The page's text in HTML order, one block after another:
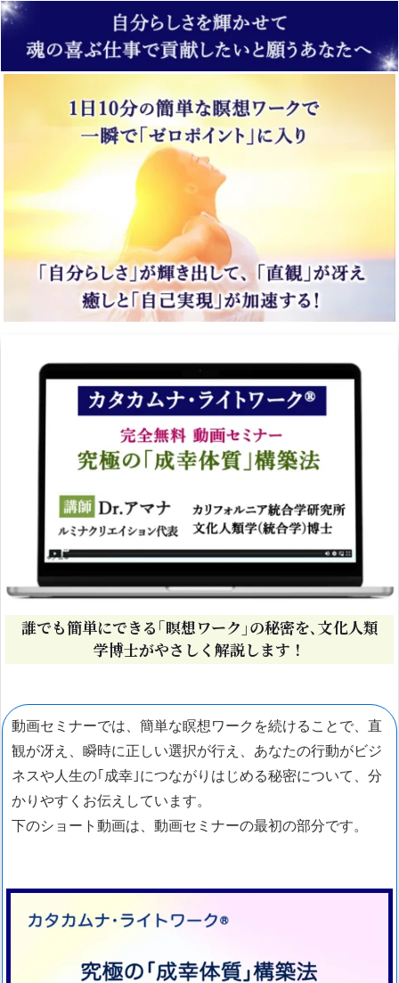
誰でも簡単にできる｢瞑想ワーク｣の秘密を､文化人類
学博士がやさしく解説します！
動画セミナーでは、簡単な瞑想ワークを続けることで、直
観が冴え、瞬時に正しい選択が行え、あなたの行動がビジ
ネスや人生の｢成幸｣につながりはじめる秘密について、分
かりやすくお伝えしています。
下のショート動画は、動画セミナーの最初の部分です。